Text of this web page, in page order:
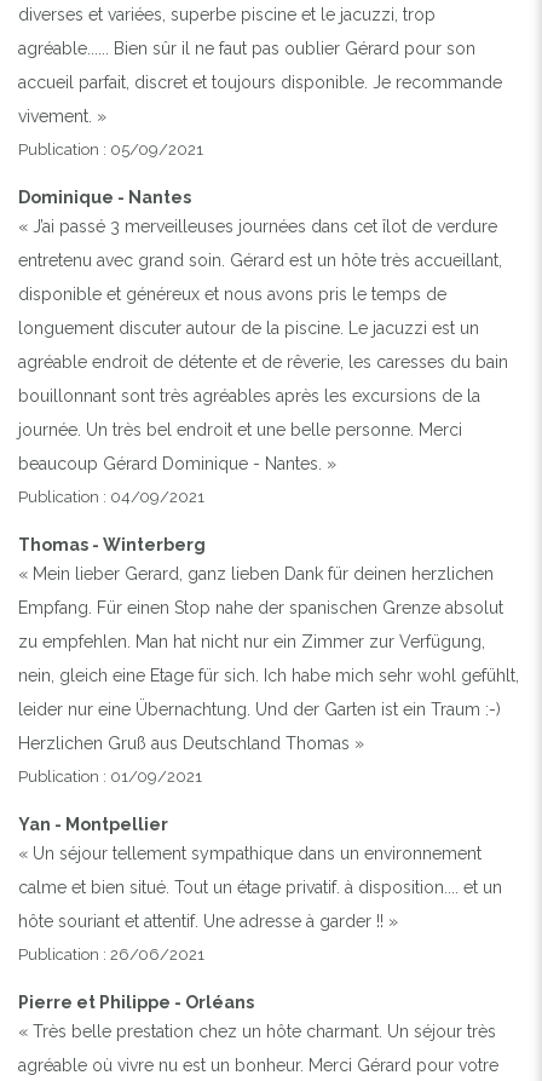
diverses et variées, superbe piscine et le jacuzzi, trop
agréable...... Bien sûr il ne faut pas oublier Gérard pour son
accueil parfait, discret et toujours disponible. Je recommande
vivement. »
Publication : 05/09/2021
Dominique - Nantes
« J’ai passé 3 merveilleuses journées dans cet îlot de verdure
entretenu avec grand soin. Gérard est un hôte très accueillant,
disponible et généreux et nous avons pris le temps de
longuement discuter autour de la piscine. Le jacuzzi est un
agréable endroit de détente et de rêverie, les caresses du bain
bouillonnant sont très agréables après les excursions de la
journée. Un très bel endroit et une belle personne. Merci
beaucoup Gérard Dominique - Nantes. »
Publication : 04/09/2021
Thomas - Winterberg
« Mein lieber Gerard, ganz lieben Dank für deinen herzlichen
Empfang. Für einen Stop nahe der spanischen Grenze absolut
zu empfehlen. Man hat nicht nur ein Zimmer zur Verfügung,
nein, gleich eine Etage für sich. Ich habe mich sehr wohl gefühlt,
leider nur eine Übernachtung. Und der Garten ist ein Traum :-)
Herzlichen Gruß aus Deutschland Thomas »
Publication : 01/09/2021
Yan - Montpellier
« Un séjour tellement sympathique dans un environnement
calme et bien situé. Tout un étage privatif. à disposition.... et un
hôte souriant et attentif. Une adresse à garder !! »
Publication : 26/06/2021
Pierre et Philippe - Orléans
« Très belle prestation chez un hôte charmant. Un séjour très
agréable où vivre nu est un bonheur. Merci Gérard pour votre